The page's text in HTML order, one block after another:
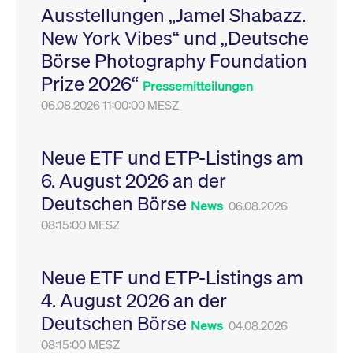
Ausstellungen „Jamel Shabazz.
New York Vibes“ und „Deutsche
Börse Photography Foundation
Prize 2026“ Pressemitteilungen
06.08.2026 11:00:00 MESZ
Neue ETF und ETP-Listings am
6. August 2026 an der
Deutschen Börse News 06.08.2026
08:15:00 MESZ
Neue ETF und ETP-Listings am
4. August 2026 an der
Deutschen Börse News 04.08.2026
08:15:00 MESZ
Leistung der Website
zu messen. Es handelt
sich um ein Muster-
Cookie, bei dem auf
das Präfix _pk_ses
eine kurze Reihe von
VISITOR_PRIVACY_METADATA
YouTube
.youtube.com
6
Monate
Dieses Cookie dient
Speicherung der
Einwilligungs- und
des Nutzers für ihre
Interaktion mit der
Sitzungen geehrt